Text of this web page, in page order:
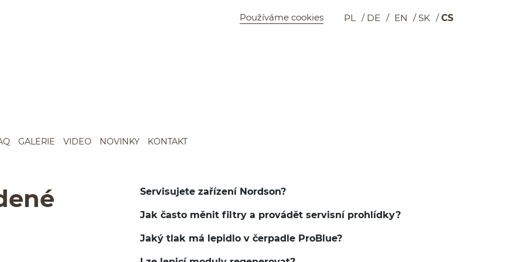
Používáme cookies PL DE EN SK
CS
GALERIE VIDEO NOVINKY KONTAKT
Servisujete zařízení Nordson?
Jak často měnit filtry a provádět servisní prohlídky?
Jaký tlak má lepidlo v čerpadle ProBlue?